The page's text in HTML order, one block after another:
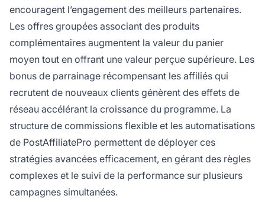
encouragent l’engagement des meilleurs partenaires.
Les offres groupées associant des produits
complémentaires augmentent la valeur du panier
moyen tout en offrant une valeur perçue supérieure. Les
bonus de parrainage récompensant les affiliés qui
recrutent de nouveaux clients génèrent des effets de
réseau accélérant la croissance du programme. La
structure de commissions flexible et les automatisations
de PostAffiliatePro permettent de déployer ces
stratégies avancées efficacement, en gérant des règles
complexes et le suivi de la performance sur plusieurs
campagnes simultanées.